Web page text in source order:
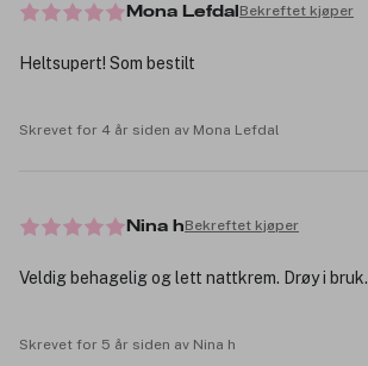
Mona Lefdal Bekreftet kjøper
Heltsupert! Som bestilt
Skrevet for 4 år siden av Mona Lefdal
Nina hBekreftet kjøper
Veldig behagelig og lett nattkrem. Drøy i bruk.
Skrevet for 5 år siden av Nina h